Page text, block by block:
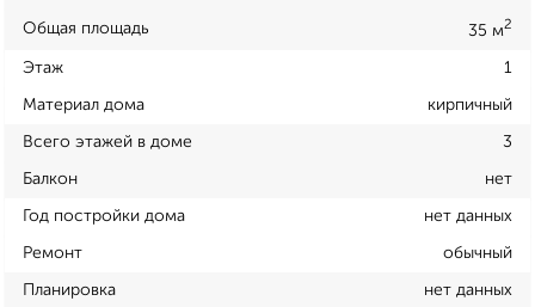
Общая площадь 35 м2
Этаж 1
Материал дома кирпичный
Всего этажей в доме 3
Балкон нет
Год постройки дома нет данных
Ремонт обычный
Планировка нет данных